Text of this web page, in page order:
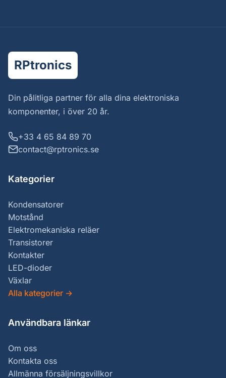
RPtronics
Din pålitliga partner för alla dina elektroniska
komponenter, i över 20 år.
+33 4 65 84 89 70
contact@rptronics.se
Kategorier
Kondensatorer
Motstånd
Elektromekaniska reläer
Transistorer
Kontakter
LED-dioder
Växlar
Alla kategorier →
Användbara länkar
Om oss
Kontakta oss
Allmänna försäljningsvillkor